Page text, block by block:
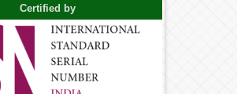
Certified by